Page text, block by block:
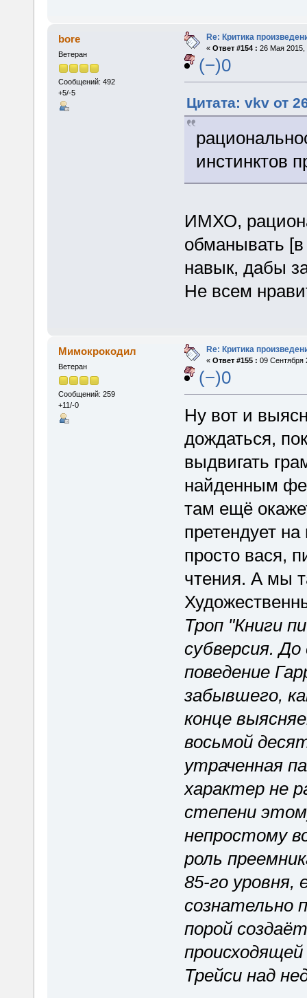
bore
Ветеран
Сообщений: 492
+5/-5
Re: Критика
« Ответ #154 : 26 Мая 2015,
(−)0
Цитата: vkv от
инстинктов
ИМХО,
обманывать
навык, дабы
Не всем
Мимокрокодил
Ветеран
Сообщений: 259
+11/-0
Re: Критика
« Ответ #155 : 09 Сентября
(−)0
Ну вот и
дождаться,
выдвигать
найденным
там ещё
претендует
просто вася,
чтения. А мы
Троп "Книги
субверсия.
поведение
забывшего,
конце
восьмой
утраченная
характер не
степени
непростому
роль
85-го уровня,
сознательно
порой
Трейси над